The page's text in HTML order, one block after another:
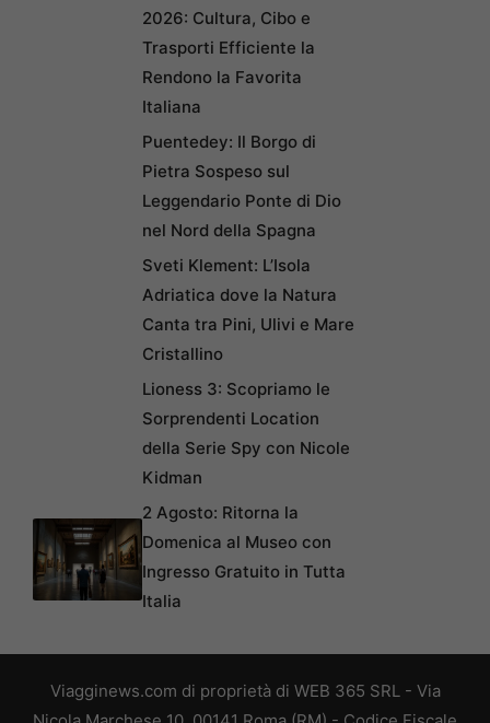
2026: Cultura, Cibo e
Trasporti Efficiente la
Rendono la Favorita
Italiana
Puentedey: Il Borgo di
Pietra Sospeso sul
Leggendario Ponte di Dio
nel Nord della Spagna
Sveti Klement: L’Isola
Adriatica dove la Natura
Canta tra Pini, Ulivi e Mare
Cristallino
Lioness 3: Scopriamo le
Sorprendenti Location
della Serie Spy con Nicole
Kidman
2 Agosto: Ritorna la
Domenica al Museo con
Ingresso Gratuito in Tutta
Italia
Viagginews.com di proprietà di WEB 365 SRL - Via